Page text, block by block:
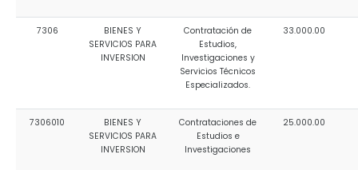
7306
BIENES Y
SERVICIOS PARA
INVERSION
Contratación de
Estudios,
Investigaciones y
Servicios Técnicos
Especializados.
33.000.00
7306010
BIENES Y
SERVICIOS PARA
INVERSION
Contrataciones de
Estudios e
Investigaciones
25.000.00